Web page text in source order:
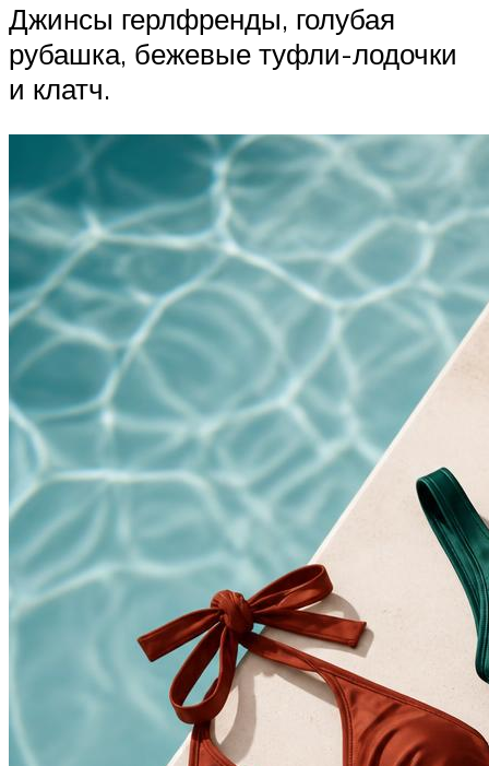
Джинсы герлфренды, голубая
рубашка, бежевые туфли-лодочки
и клатч.